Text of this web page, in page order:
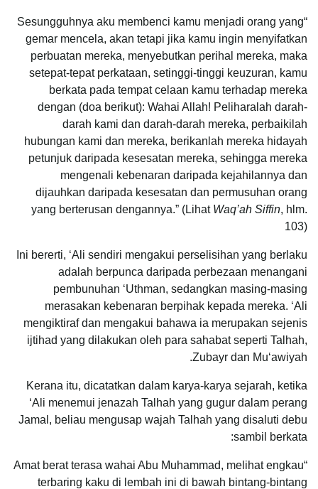
“Sesungguhnya aku membenci kamu menjadi orang yang
gemar mencela, akan tetapi jika kamu ingin menyifatkan
perbuatan mereka, menyebutkan perihal mereka, maka
setepat-tepat perkataan, setinggi-tinggi keuzuran, kamu
berkata pada tempat celaan kamu terhadap mereka
dengan (doa berikut): Wahai Allah! Peliharalah darah-
darah kami dan darah-darah mereka, perbaikilah
hubungan kami dan mereka, berikanlah mereka hidayah
petunjuk daripada kesesatan mereka, sehingga mereka
mengenali kebenaran daripada kejahilannya dan
dijauhkan daripada kesesatan dan permusuhan orang
yang berterusan dengannya.” (Lihat Waq’ah Siffin, hlm.
103)
Ini bererti, ‘Alі sendiri mengakui perselisihan yang berlaku
adalah berpunca daripada perbezaan menangani
pembunuhan ‘Uthmаn, sedangkan masing-masing
merasakan kebenaran berpihak kepada mereka. ‘Alі
mengiktiraf dan mengakui bahawa ia merupakan sejenis
ijtihad yang dilakukan oleh para sahabat seperti Talhah,
Zubayr dan Mu‘аwiyah.
Kerana itu, dicatatkan dalam karya-karya sejarah, ketika
‘Alі menemui jenazah Talhah yang gugur dalam perang
Jamal, beliau mengusap wajah Talhah yang disaluti debu
sambil berkata:
“Amat berat terasa wahai Abu Muhammad, melihat engkau
terbaring kaku di lembah ini di bawah bintang-bintang